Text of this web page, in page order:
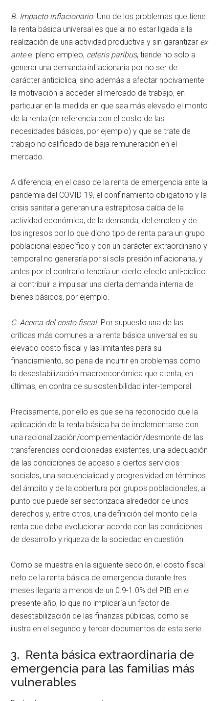
B. Impacto inflacionario. Uno de los problemas que tiene
la renta básica universal es que al no estar ligada a la
realización de una actividad productiva y sin garantizar ex
anteel pleno empleo, ceteris paribus, tiende no solo a
generar una demanda inflacionaria por no ser de
carácter anticíclica, sino además a afectar nocivamente
la motivación a acceder al mercado de trabajo, en
particular en la medida en que sea más elevado el monto
de la renta (en referencia con el costo de las
necesidades básicas, por ejemplo) y que se trate de
trabajo no calificado de baja remuneración en el
mercado.
A diferencia, en el caso de la renta de emergencia ante la
pandemia del COVID-19, el confinamiento obligatorio y la
crisis sanitaria generan una estrepitosa caída de la
actividad económica, de la demanda, del empleo y de
los ingresos por lo que dicho tipo de renta para un grupo
poblacional específico y con un carácter extraordinario y
temporal no generaría por sí sola presión inflacionaria, y
antes por el contrario tendría un cierto efecto anti-cíclico
al contribuir a impulsar una cierta demanda interna de
bienes básicos, por ejemplo.
C. Acerca del costo fiscal. Por supuesto una de las
críticas más comunes a la renta básica universal es su
elevado costo fiscal y las limitantes para su
financiamiento, so pena de incurrir en problemas como
la desestabilización macroeconómica que atenta, en
últimas, en contra de su sostenibilidad inter-temporal.
Precisamente, por ello es que se ha reconocido que la
aplicación de la renta básica ha de implementarse con
una racionalización/complementación/desmonte de las
transferencias condicionadas existentes, una adecuación
de las condiciones de acceso a ciertos servicios
sociales, una secuencialidad y progresividad en términos
del ámbito y de la cobertura por grupos poblacionales, al
punto que puede ser sectorizada alrededor de unos
derechos y, entre otros, una definición del monto de la
renta que debe evolucionar acorde con las condiciones
de desarrollo y riqueza de la sociedad en cuestión.
Como se muestra en la siguiente sección, el costo fiscal
neto de la renta básica de emergencia durante tres
meses llegaría a menos de un 0.9-1.0% del PIB en el
presente año, lo que no implicaría un factor de
desestabilización de las finanzas públicas, como se
ilustra en el segundo y tercer documentos de esta serie.
3. Renta básica extraordinaria de
emergencia para las familias más
vulnerables